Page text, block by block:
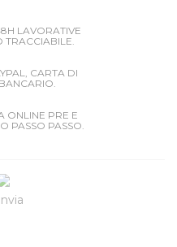
LAVORATIVE
TRACCIABILE.
CARTA DI
ONLINE PRE E
PASSO PASSO.